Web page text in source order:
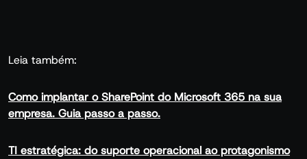
Leia também:
Como implantar o SharePoint do Microsoft 365 na sua
empresa. Guia passo a passo.
TI estratégica: do suporte operacional ao protagonismo